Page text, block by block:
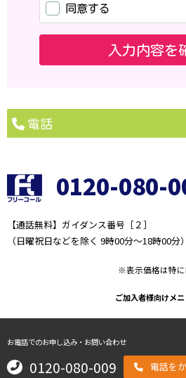
電話
0120-080-
【通話無料】ガイダンス番号［２］
（日曜祝日などを除く 9時00分～18時00分）
※表示価格は特に
ご加入者様向けメ
お電話でのお申し込み・お問い合わせ
0120-080-009 電話を